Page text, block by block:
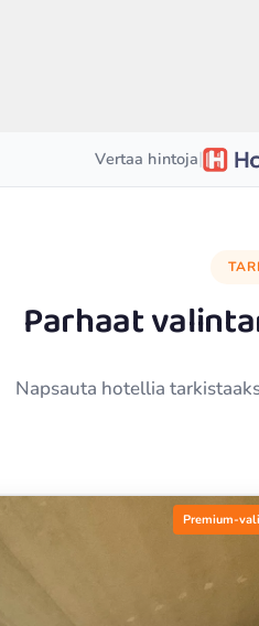
Vertaa hintoja|
Parhaat
Napsauta hotellia
Premium-